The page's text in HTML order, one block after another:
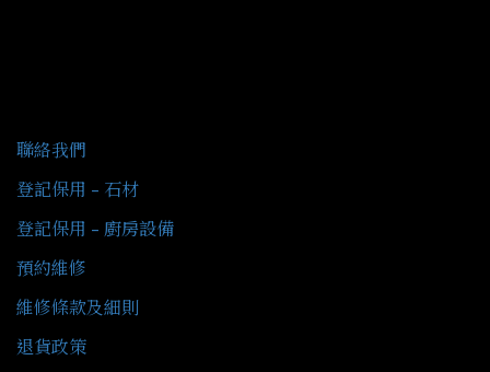
聯絡我們
登記保用 - 石材
登記保用 - 廚房設備
預約維修
維修條款及細則
退貨政策